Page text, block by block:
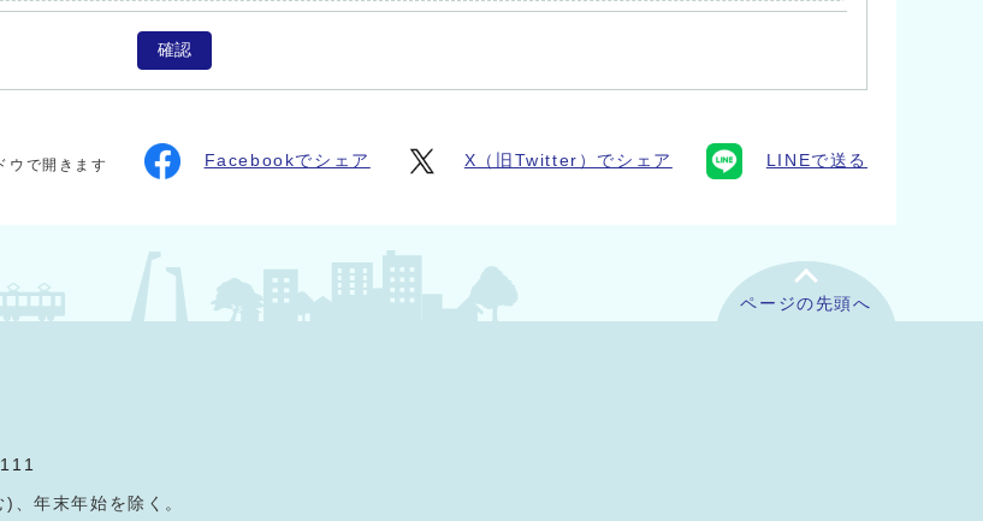
確認
ウで開きます Facebookでシェア X（旧Twitter）でシェア LINEで送る
ページの先頭へ
、年末年始を除く。